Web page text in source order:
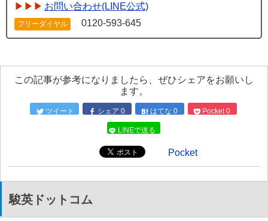
お問い合わせ(LINE公式)
フリーダイヤル 0120-593-645
この記事が参考になりましたら、ぜひシェアをお願いし
ます。
ツイート シェア 0 はてな 0 Pocket 0
LINEで送る
Pocket
駿英ドットコム